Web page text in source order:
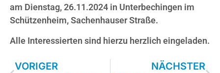
am Dienstag, 26.11.2024 in Unterbechingen im
Schützenheim, Sachenhauser Straße.
Alle Interessierten sind hierzu herzlich eingeladen.
VORIGER
NÄCHSTER